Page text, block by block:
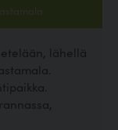
lähellä